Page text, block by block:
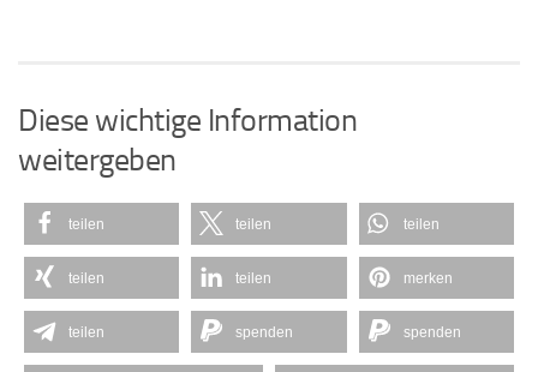
Diese wichtige Information
weitergeben
teilen teilen teilen
teilen teilen merken
teilen spenden spenden